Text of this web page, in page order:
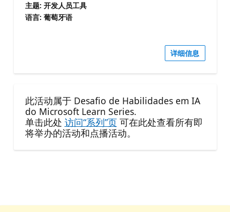
主题: 开发人员工具
语言: 葡萄牙语
详细信息
此活动属于 Desafio de Habilidades em IA
do Microsoft Learn Series.
单击此处 访问“系列”页可在此处查看所有即
将举办的活动和点播活动。